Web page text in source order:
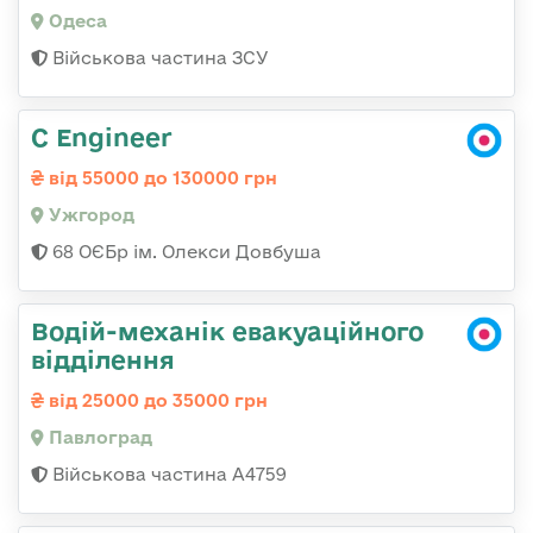
Одеса
Військова частина ЗСУ
C Engineer
від 55000 до 130000 грн
Ужгород
68 ОЄБр ім. Олекси Довбуша
Водій-механік евакуаційного
відділення
від 25000 до 35000 грн
Павлоград
Військова частина А4759